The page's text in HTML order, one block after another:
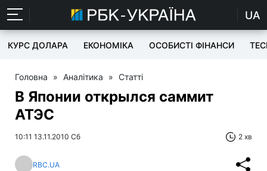
UA
КУРС ДОЛАРА ЕКОНОМІКА ОСОБИСТІ ФІНАНСИ
Головна » Аналітика » Статті
В Японии открылся саммит
АТЭС
10:11 13.11.2010 Сб 2 хв
RBC.UA